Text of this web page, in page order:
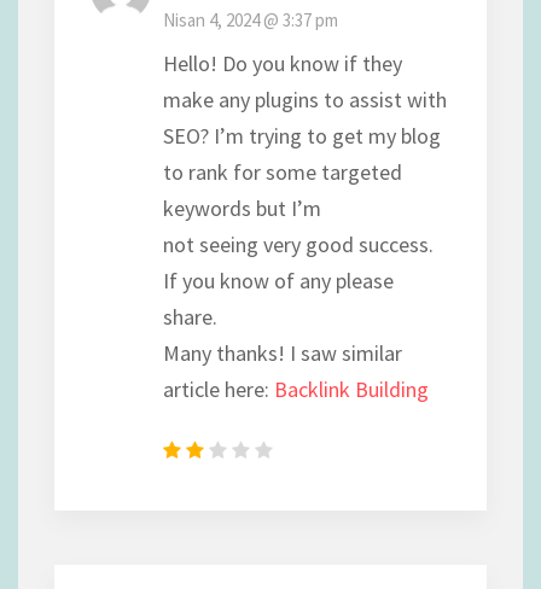
Nisan 4, 2024 @ 3:37 pm
Hello! Do you know if they
make any plugins to assist with
SEO? I’m trying to get my blog
to rank for some targeted
keywords but I’m
not seeing very good success.
If you know of any please
share.
Many thanks! I saw similar
article here: Backlink Building